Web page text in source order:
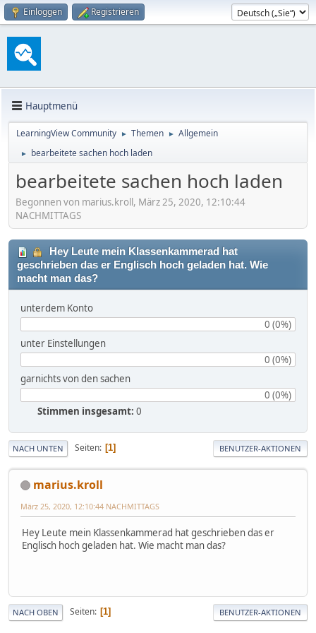
Einloggen Registrieren
Hauptmenü
LearningView Community ► Themen ► Allgemein
► bearbeitete sachen hoch laden
bearbeitete sachen hoch laden
Begonnen von marius.kroll, März 25, 2020, 12:10:44
NACHMITTAGS
Hey Leute mein Klassenkammerad hat
geschrieben das er Englisch hoch geladen hat. Wie
macht man das?
unterdem Konto
0 (0%)
unter Einstellungen
0 (0%)
garnichts von den sachen
0 (0%)
Stimmen insgesamt: 0
NACH UNTEN Seiten 1 BENUTZER-AKTIONEN
marius.kroll
März 25, 2020, 12:10:44 NACHMITTAGS
Hey Leute mein Klassenkammerad hat geschrieben das er
Englisch hoch geladen hat. Wie macht man das?
NACH OBEN Seiten 1 BENUTZER-AKTIONEN